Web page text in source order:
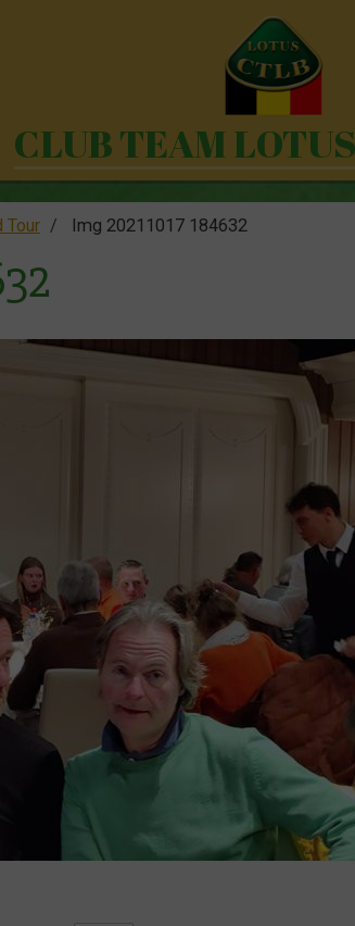
CLUB TEAM
Tour Img 20211017 184632